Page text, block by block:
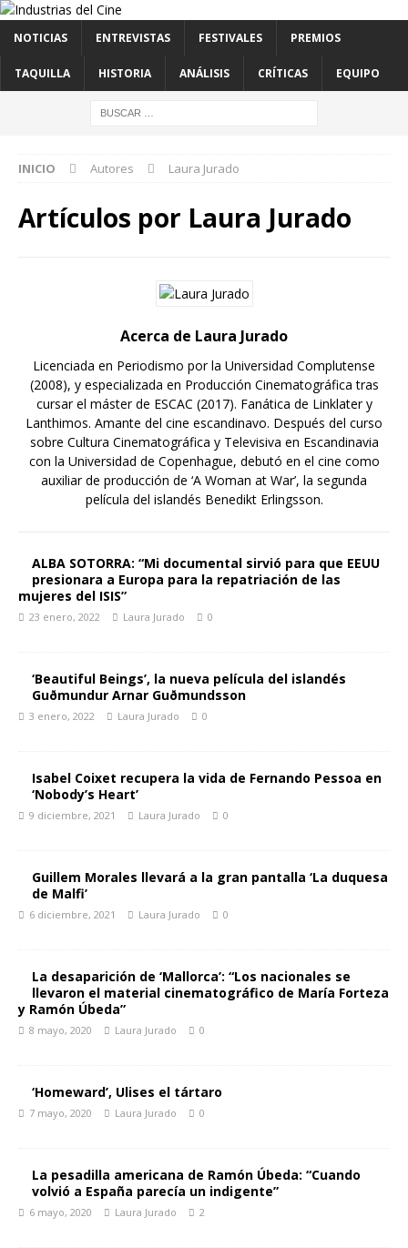
NOTICIAS ENTREVISTAS FESTIVALES PREMIOS
TAQUILLA HISTORIA ANÁLISIS CRÍTICAS EQUIPO
INICIO Autores Laura Jurado
Artículos por Laura Jurado
Acerca de Laura Jurado
Licenciada en Periodismo por la Universidad Complutense
(2008), y especializada en Producción Cinematográfica tras
cursar el máster de ESCAC (2017). Fanática de Linklater y
Lanthimos. Amante del cine escandinavo. Después del curso
sobre Cultura Cinematográfica y Televisiva en Escandinavia
con la Universidad de Copenhague, debutó en el cine como
auxiliar de producción de ‘A Woman at War’, la segunda
película del islandés Benedikt Erlingsson.
ALBA SOTORRA: “Mi documental sirvió para que EEUU
presionara a Europa para la repatriación de las
mujeres del ISIS”
23 enero, 2022 Laura Jurado 0
‘Beautiful Beings’, la nueva película del islandés
Guðmundur Arnar Guðmundsson
3 enero, 2022 Laura Jurado 0
Isabel Coixet recupera la vida de Fernando Pessoa en
‘Nobody’s Heart’
9 diciembre, 2021 Laura Jurado 0
Guillem Morales llevará a la gran pantalla ‘La duquesa
de Malfi’
6 diciembre, 2021 Laura Jurado 0
La desaparición de ‘Mallorca’: “Los nacionales se
llevaron el material cinematográfico de María Forteza
y Ramón Úbeda”
8 mayo, 2020 Laura Jurado 0
‘Homeward’, Ulises el tártaro
7 mayo, 2020 Laura Jurado 0
La pesadilla americana de Ramón Úbeda: “Cuando
volvió a España parecía un indigente”
6 mayo, 2020 Laura Jurado 2